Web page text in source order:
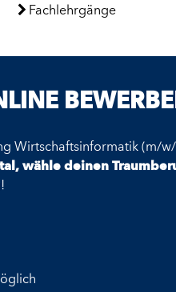
Fachlehrgänge
Wirtschaftsinformatik (m/
wähle deinen